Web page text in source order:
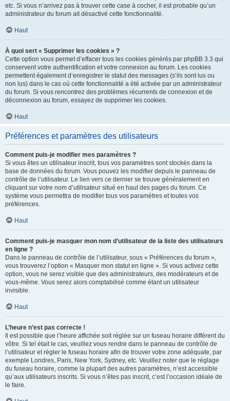
etc. Si vous n’arrivez pas à trouver cette case à cocher, il est probable qu’un
administrateur du forum ait désactivé cette fonctionnalité.
Haut
À quoi sert « Supprimer les cookies » ?
Cette option vous permet d’effacer tous les cookies générés par phpBB 3.3 qui
conservent votre authentification et votre connexion au forum. Les cookies
permettent également d’enregistrer le statut des messages (s’ils sont lus ou
non lus) dans le cas où cette fonctionnalité a été activée par un administrateur
du forum. Si vous rencontrez des problèmes récurrents de connexion et de
déconnexion au forum, essayez de supprimer les cookies.
Haut
Préférences et paramètres des utilisateurs
Comment puis-je modifier mes paramètres ?
Si vous êtes un utilisateur inscrit, tous vos paramètres sont stockés dans la
base de données du forum. Vous pouvez les modifier depuis le panneau de
contrôle de l’utilisateur. Le lien vers ce dernier se trouve généralement en
cliquant sur votre nom d’utilisateur situé en haut des pages du forum. Ce
système vous permettra de modifier tous vos paramètres et toutes vos
préférences.
Haut
Comment puis-je masquer mon nom d’utilisateur de la liste des utilisateurs
en ligne ?
Dans le panneau de contrôle de l’utilisateur, sous « Préférences du forum »,
vous trouverez l’option « Masquer mon statut en ligne ». Si vous activez cette
option, vous ne serez visible que des administrateurs, des modérateurs et de
vous-même. Vous serez alors comptabilisé comme étant un utilisateur
invisible.
Haut
L’heure n’est pas correcte !
Il est possible que l’heure affichée soit réglée sur un fuseau horaire différent du
vôtre. Si tel était le cas, veuillez vous rendre dans le panneau de contrôle de
l’utilisateur et régler le fuseau horaire afin de trouver votre zone adéquate, par
exemple Londres, Paris, New York, Sydney, etc. Veuillez noter que le réglage
du fuseau horaire, comme la plupart des autres paramètres, n’est accessible
qu’aux utilisateurs inscrits. Si vous n’êtes pas inscrit, c’est l’occasion idéale de
le faire.